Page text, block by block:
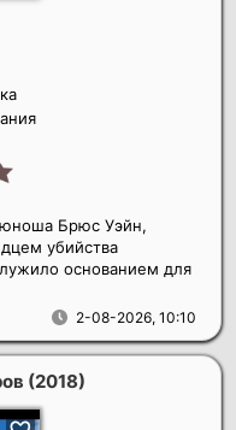
2-08-2026, 10:10
юноша Брюс Уэйн,
убийства
основанием для
(2018)